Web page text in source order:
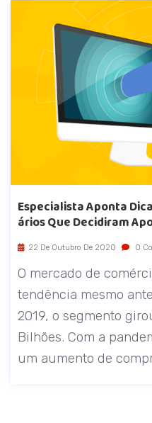
Especialista Aponta
Ários Que Decidiram
22 De Outubro De 2020 0
O mercado de
tendência mesmo
2019, o segmento
Bilhões. Com a
um aumento de